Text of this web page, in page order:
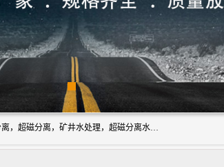
成都源蓉科技公司长期致力于环保技术的研发、设备制造、销售服务。磁分离，超磁分离，矿井水处理，超磁分离水处理设备专业厂家（国家发明专利授权）在水处理领域，公司拥有自己的技术，包括磁分离净化、磁力脱水、精密过滤等，且已获得多项国家发明专利磁分离设备，一级强化设备，磁分离机，磁分离水处理技术服务，超磁分离水处理技术服务。